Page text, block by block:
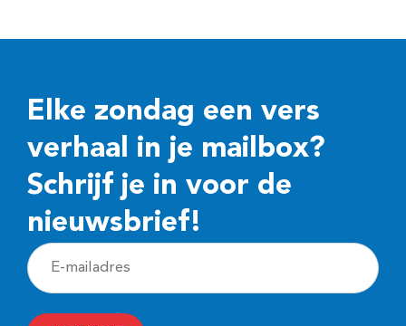
Elke zondag een vers
verhaal in je mailbox?
Schrijf je in voor de
nieuwsbrief!
E
-
m